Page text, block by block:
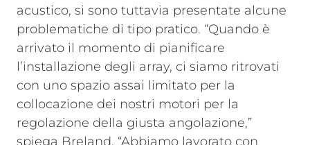
acustico, si sono tuttavia presentate alcune
problematiche di tipo pratico. “Quando è
arrivato il momento di pianificare
l’installazione degli array, ci siamo ritrovati
con uno spazio assai limitato per la
collocazione dei nostri motori per la
regolazione della giusta angolazione,”
spiega Breland. “Abbiamo lavorato con